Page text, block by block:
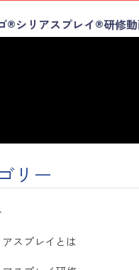
®シリアスプレイ®研修動
リー
アスプレイとは